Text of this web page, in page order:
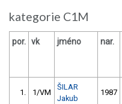
kategorie C1M
por. vk jméno nar.
1. 1/VM
ŠILAR
Jakub
1987